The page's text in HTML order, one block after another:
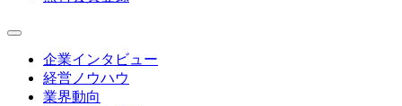
企業インタビュー
経営ノウハウ
業界動向